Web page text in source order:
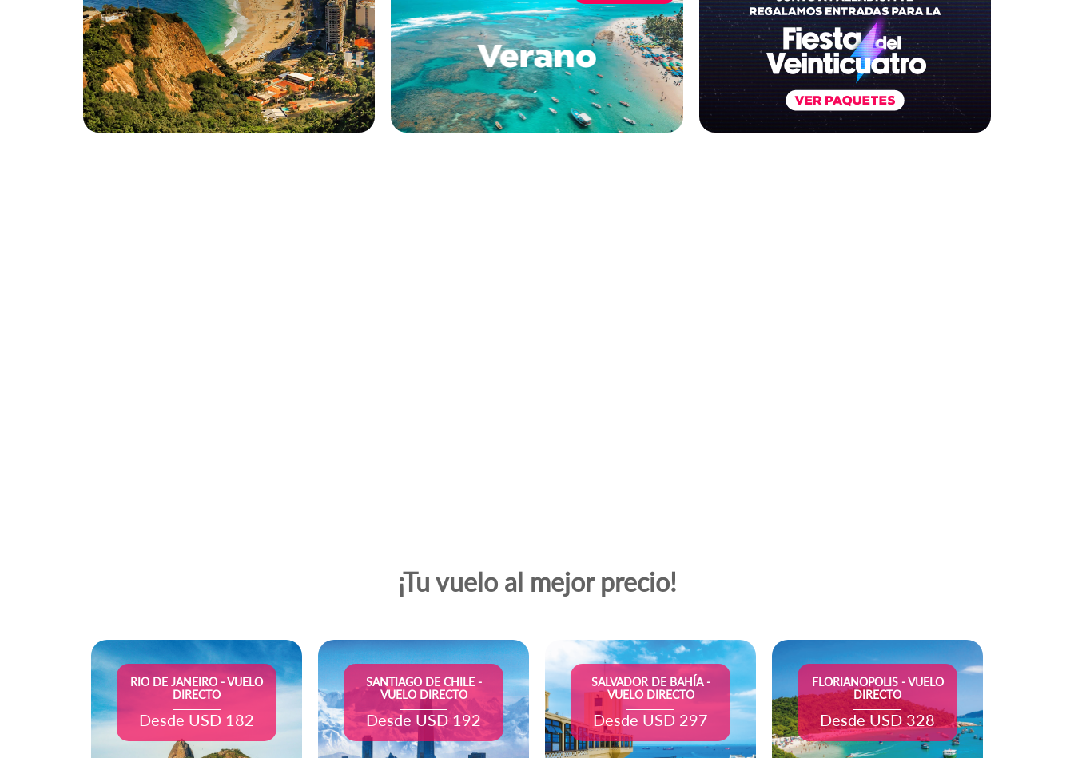
¡Tu vuelo al mejor precio!
RIO DE JANEIRO - VUELO
DIRECTO
Desde USD 182
SANTIAGO DE CHILE -
VUELO DIRECTO
Desde USD 192
SALVADOR DE BAHÍA -
VUELO DIRECTO
Desde USD 297
FLORIANOPOLIS - VUELO
DIRECTO
Desde USD 328